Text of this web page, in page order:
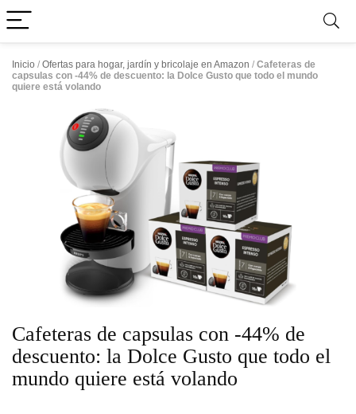
Inicio / Ofertas para hogar, jardín y bricolaje en Amazon / Cafeteras de
capsulas con -44% de descuento: la Dolce Gusto que todo el mundo
quiere está volando
Cafeteras de capsulas con -44% de
descuento: la Dolce Gusto que todo el
mundo quiere está volando